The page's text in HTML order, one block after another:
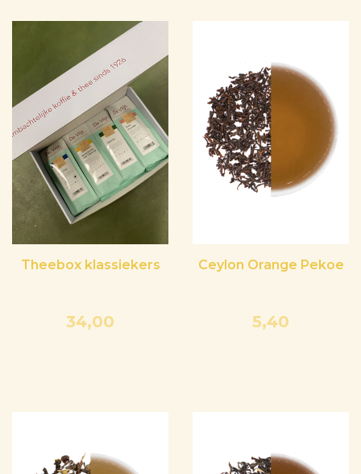
Theebox klassiekers
34,00
Ceylon Orange Pekoe
5,40